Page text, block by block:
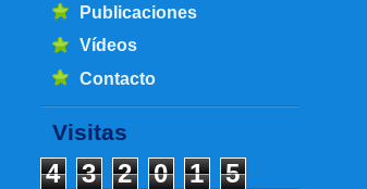
Publicaciones
Vídeos
Contacto
Visitas
4 3 2 0 1
5